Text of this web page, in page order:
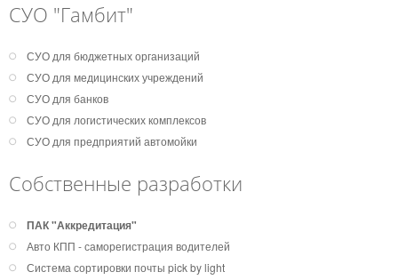
СУО "Гамбит"
СУО для бюджетных организаций
СУО для медицинских учреждений
СУО для банков
СУО для логистических комплексов
СУО для предприятий автомойки
Собственные разработки
ПАК "Аккредитация"
Авто КПП - саморегистрация водителей
Система сортировки почты pick by light